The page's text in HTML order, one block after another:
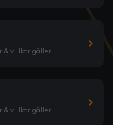
& villkor gäller
& villkor gäller